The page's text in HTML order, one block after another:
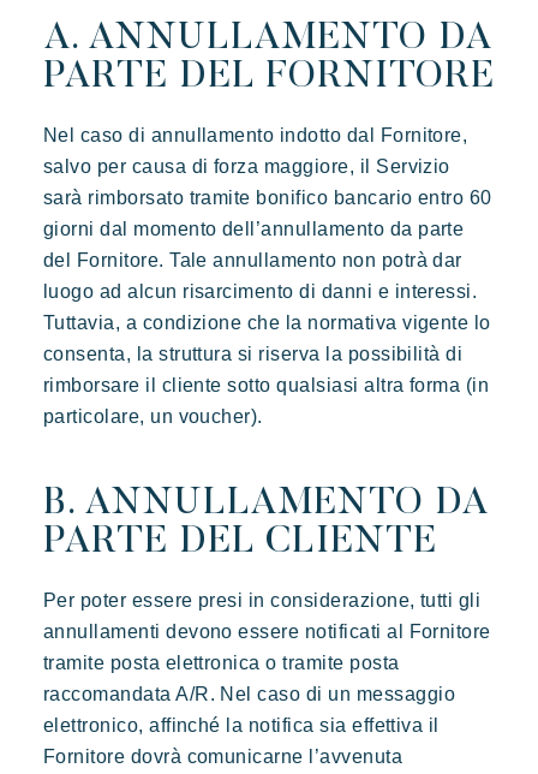
A. ANNULLAMENTO DA
PARTE DEL FORNITORE
Nel caso di annullamento indotto dal Fornitore,
salvo per causa di forza maggiore, il Servizio
sarà rimborsato tramite bonifico bancario entro 60
giorni dal momento dell’annullamento da parte
del Fornitore. Tale annullamento non potrà dar
luogo ad alcun risarcimento di danni e interessi.
Tuttavia, a condizione che la normativa vigente lo
consenta, la struttura si riserva la possibilità di
rimborsare il cliente sotto qualsiasi altra forma (in
particolare, un voucher).
B. ANNULLAMENTO DA
PARTE DEL CLIENTE
Per poter essere presi in considerazione, tutti gli
annullamenti devono essere notificati al Fornitore
tramite posta elettronica o tramite posta
raccomandata A/R. Nel caso di un messaggio
elettronico, affinché la notifica sia effettiva il
Fornitore dovrà comunicarne l’avvenuta